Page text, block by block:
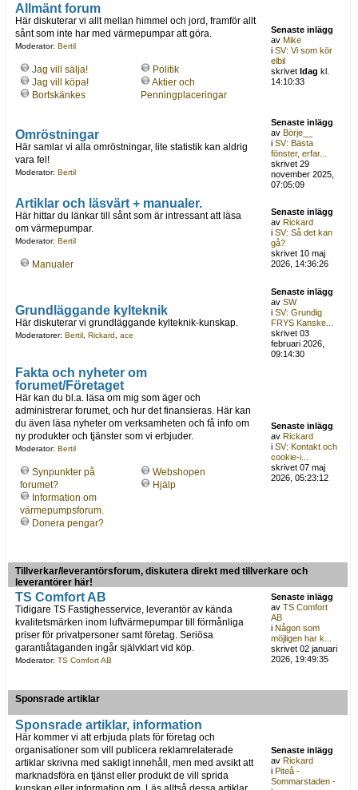
Allmänt forum
Här diskuterar vi allt mellan himmel och jord, framför allt
sånt som inte har med värmepumpar att göra.
Moderator: Bertil
Jag vill sälja!
Jag vill köpa!
Bortskänkes
Politik
Aktier och
Penningplaceringar
Senaste inlägg
avMike
iSV: Vi som kör
elbil
skrivetIdag kl.
14:10:33
Omröstningar
Här samlar vi alla omröstningar, lite statistik kan aldrig
vara fel!
Moderator: Bertil
Senaste inlägg
avBörje__
iSV: Bästa
fönster, erfar...
skrivet 29
november 2025,
07:05:09
Artiklar och läsvärt + manualer.
Här hittar du länkar till sånt som är intressant att läsa
om värmepumpar.
Moderator: Bertil
Manualer
Senaste inlägg
avRickard
iSV: Så det kan
gå?
skrivet 10 maj
2026, 14:36:26
Grundläggande kylteknik
Här diskuterar vi grundläggande kylteknik-kunskap.
Moderatorer: Bertil, Rickard ace
Senaste inlägg
avSW
iSV: Grundig
FRYS Kanske...
skrivet 03
februari 2026,
09:14:30
Fakta och nyheter om
forumet/Företaget
Här kan du bl.a. läsa om mig som äger och
administrerar forumet, och hur det finansieras. Här kan
du även läsa nyheter om verksamheten och få info om
ny produkter och tjänster som vi erbjuder.
Moderator: Bertil
Synpunkter på
forumet?
Information om
värmepumpsforum.
Donera pengar?
Webshopen
Hjälp
Senaste inlägg
avRickard
iSV: Kontakt och
cookie-i...
skrivet 07 maj
2026, 05:23:12
Tillverkar/leverantörsforum, diskutera direkt med tillverkare och
leverantörer här!
TS Comfort AB
Tidigare TS Fastighesservice, leverantör av kända
kvalitetsmärken inom luftvärmepumpar till förmånliga
priser för privatpersoner samt företag. Seriösa
garantiåtaganden ingår självklart vid köp.
Moderator: TS Comfort AB
Senaste inlägg
avTS Comfort
AB
iNågon som
möjligen har k...
skrivet 02 januari
2026, 19:49:35
Sponsrade artiklar
Sponsrade artiklar, information
Här kommer vi att erbjuda plats för företag och
organisationer som vill publicera reklamrelaterade
artiklar skrivna med sakligt innehåll, men med avsikt att
marknadsföra en tjänst eller produkt de vill sprida
Senaste inlägg
avRickard
iPiteå -
Sommarstaden -